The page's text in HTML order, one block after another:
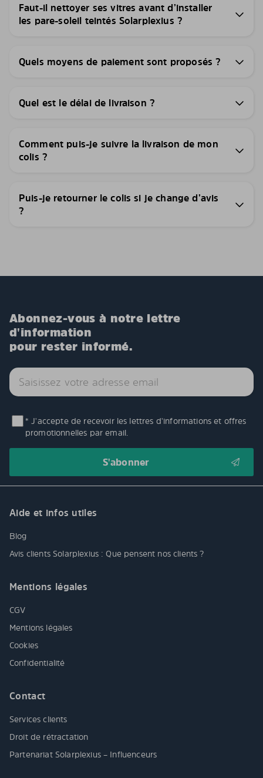
Faut-il nettoyer ses vitres avant d’installer
les pare-soleil teintés Solarplexius ?
Quels moyens de paiement sont proposés ?
Quel est le délai de livraison ?
Comment puis-je suivre la livraison de mon
colis ?
Puis-je retourner le colis si je change d’avis
?
Abonnez-vous à notre lettre
d'information
pour rester informé.
* J'accepte de recevoir les lettres d'informations et offres
promotionnelles par email.
Aide et infos utiles
Blog
Avis clients Solarplexius : Que pensent nos clients ?
Mentions légales
CGV
Mentions légales
Cookies
Confidentialité
Contact
Services clients
Droit de rétractation
Partenariat Solarplexius – Influenceurs